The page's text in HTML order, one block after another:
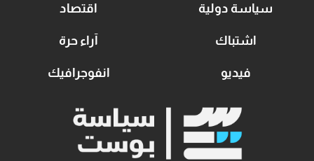
سياسة دولية اقتصاد
اشتباك آراء حرة
فيديو انفوجرافيك